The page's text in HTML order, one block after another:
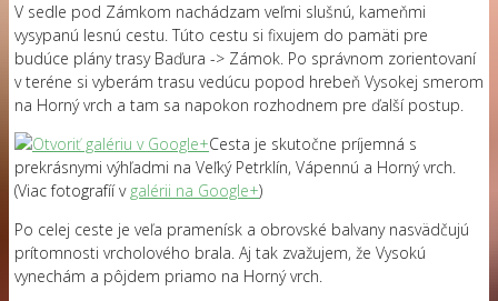
V sedle pod Zámkom nachádzam veľmi slušnú, kameňmi
vysypanú lesnú cestu. Túto cestu si fixujem do pamäti pre
budúce plány trasy Baďura -> Zámok. Po správnom zorientovaní
v teréne si vyberám trasu vedúcu popod hrebeň Vysokej smerom
na Horný vrch a tam sa napokon rozhodnem pre ďalší postup.
Cesta je skutočne príjemná s
prekrásnymi výhľadmi na Veľký Petrklín, Vápennú a Horný vrch.
(Viac fotografíí v galérii na Google+)
Po celej ceste je veľa pramenísk a obrovské balvany nasvädčujú
prítomnosti vrcholového brala. Aj tak zvažujem, že Vysokú
vynechám a pôjdem priamo na Horný vrch.